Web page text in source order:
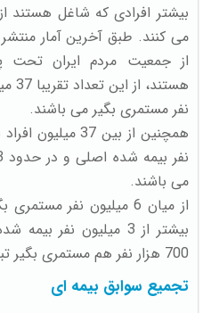
بیشتر افرادی که شاغل هستند
از جمعیت مردم ایران تحت
نفر مستمری بگیر می باشند.
می باشند.
از میان 6 میلیون نفر
700 هزار نفر هم مستمری بگیر تبعی می باشند.
تجمیع سوابق بیمه ای